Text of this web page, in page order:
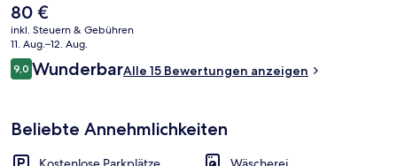
Der
aktuelle
Preis
beträgt
80 €.
80 €
inkl. Steuern & Gebühren
11. Aug.–12. Aug.
Bewertungen
9,09,0 von 10.
WunderbarAlle 15 Bewertungen anzeigen
Beliebte Annehmlichkeiten